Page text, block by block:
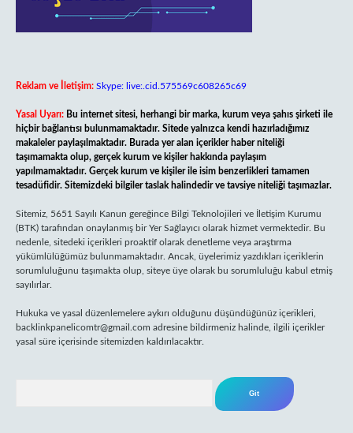
Reklam ve İletişim: Skype: live:.cid.575569c608265c69
Yasal Uyarı: Bu internet sitesi, herhangi bir marka, kurum veya şahıs şirketi ile
hiçbir bağlantısı bulunmamaktadır. Sitede yalnızca kendi hazırladığımız
makaleler paylaşılmaktadır. Burada yer alan içerikler haber niteliği
taşımamakta olup, gerçek kurum ve kişiler hakkında paylaşım
yapılmamaktadır. Gerçek kurum ve kişiler ile isim benzerlikleri tamamen
tesadüfidir. Sitemizdeki bilgiler taslak halindedir ve tavsiye niteliği taşımazlar.
Sitemiz, 5651 Sayılı Kanun gereğince Bilgi Teknolojileri ve İletişim Kurumu
(BTK) tarafından onaylanmış bir Yer Sağlayıcı olarak hizmet vermektedir. Bu
nedenle, sitedeki içerikleri proaktif olarak denetleme veya araştırma
yükümlülüğümüz bulunmamaktadır. Ancak, üyelerimiz yazdıkları içeriklerin
sorumluluğunu taşımakta olup, siteye üye olarak bu sorumluluğu kabul etmiş
sayılırlar.
Hukuka ve yasal düzenlemelere aykırı olduğunu düşündüğünüz içerikleri,
backlinkpanelicomtr@gmail.com adresine bildirmeniz halinde, ilgili içerikler
yasal süre içerisinde sitemizden kaldırılacaktır.